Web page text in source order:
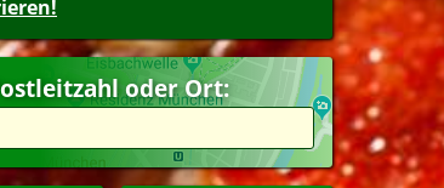
oder Ort:
Shop zuerst)